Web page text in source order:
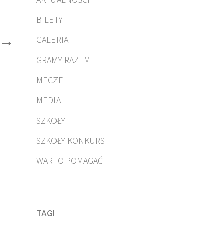
BILETY
GALERIA
GRAMY RAZEM
MECZE
MEDIA
SZKOŁY
SZKOŁY KONKURS
WARTO POMAGAĆ
TAGI